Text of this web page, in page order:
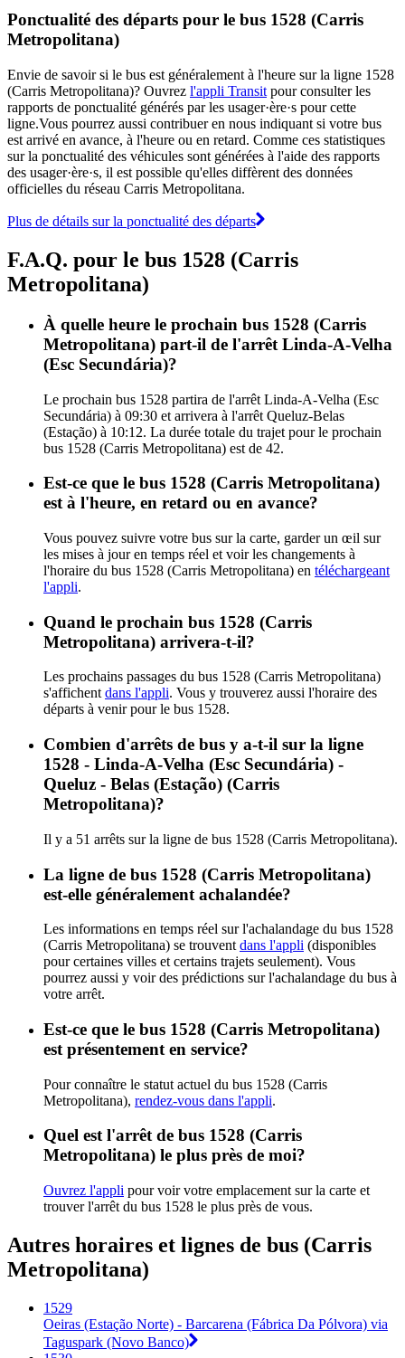
Ponctualité des départs pour le bus 1528 (Carris
Metropolitana)
Envie de savoir si le bus est généralement à l'heure sur la ligne 1528
(Carris Metropolitana)? Ouvrez l'appli Transit pour consulter les
rapports de ponctualité générés par les usager·ère·s pour cette
ligne.Vous pourrez aussi contribuer en nous indiquant si votre bus
est arrivé en avance, à l'heure ou en retard. Comme ces statistiques
sur la ponctualité des véhicules sont générées à l'aide des rapports
des usager·ère·s, il est possible qu'elles diffèrent des données
officielles du réseau Carris Metropolitana.
Plus de détails sur la ponctualité des départs
F.A.Q. pour le bus 1528 (Carris
Metropolitana)
À quelle heure le prochain bus 1528 (Carris
Metropolitana) part-il de l'arrêt Linda-A-Velha
(Esc Secundária)?
Le prochain bus 1528 partira de l'arrêt Linda-A-Velha (Esc
Secundária) à 09:30 et arrivera à l'arrêt Queluz-Belas
(Estação) à 10:12. La durée totale du trajet pour le prochain
bus 1528 (Carris Metropolitana) est de 42.
Est-ce que le bus 1528 (Carris Metropolitana)
est à l'heure, en retard ou en avance?
Vous pouvez suivre votre bus sur la carte, garder un œil sur
les mises à jour en temps réel et voir les changements à
l'horaire du bus 1528 (Carris Metropolitana) en téléchargeant
l'appli.
Quand le prochain bus 1528 (Carris
Metropolitana) arrivera-t-il?
Les prochains passages du bus 1528 (Carris Metropolitana)
s'affichent dans l'appli. Vous y trouverez aussi l'horaire des
départs à venir pour le bus 1528.
Combien d'arrêts de bus y a-t-il sur la ligne
1528 - Linda-A-Velha (Esc Secundária) -
Queluz - Belas (Estação) (Carris
Metropolitana)?
Il y a 51 arrêts sur la ligne de bus 1528 (Carris Metropolitana).
La ligne de bus 1528 (Carris Metropolitana)
est-elle généralement achalandée?
Les informations en temps réel sur l'achalandage du bus 1528
(Carris Metropolitana) se trouvent dans l'appli (disponibles
pour certaines villes et certains trajets seulement). Vous
pourrez aussi y voir des prédictions sur l'achalandage du bus à
votre arrêt.
Est-ce que le bus 1528 (Carris Metropolitana)
est présentement en service?
Pour connaître le statut actuel du bus 1528 (Carris
Metropolitana), rendez-vous dans l'appli.
Quel est l'arrêt de bus 1528 (Carris
Metropolitana) le plus près de moi?
Ouvrez l'appli pour voir votre emplacement sur la carte et
trouver l'arrêt du bus 1528 le plus près de vous.
Autres horaires et lignes de bus (Carris
Metropolitana)
1529
Oeiras (Estação Norte) - Barcarena (Fábrica Da Pólvora) via
Taguspark (Novo Banco)